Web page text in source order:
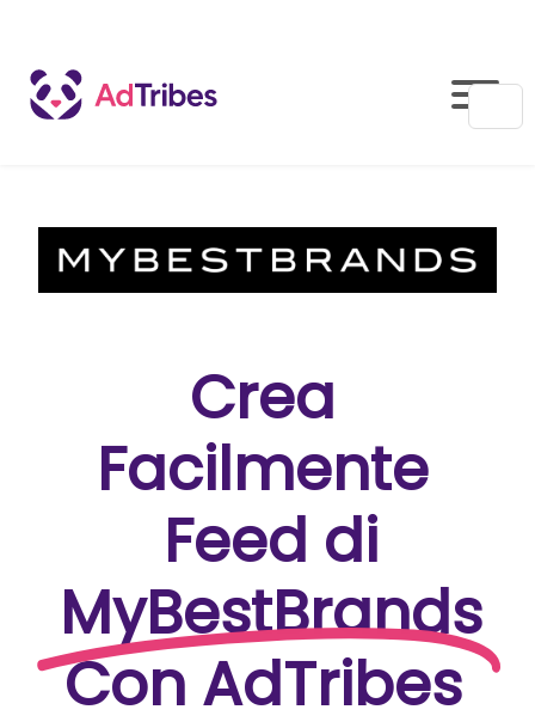
Crea
Facilmente
Feed di
MyBestBrands
Con AdTribes